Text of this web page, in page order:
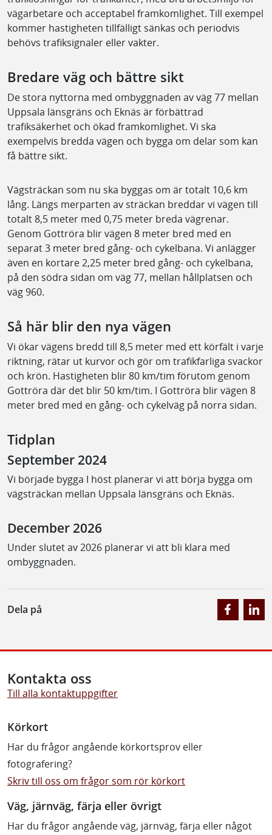
vägarbetare och acceptabel framkomlighet. Till exempel
kommer hastigheten tillfälligt sänkas och periodvis
behövs trafiksignaler eller vakter.
Bredare väg och bättre sikt
De stora nyttorna med ombyggnaden av väg 77 mellan
Uppsala länsgräns och Eknäs är förbättrad
trafiksäkerhet och ökad framkomlighet. Vi ska
exempelvis bredda vägen och bygga om delar som kan
få bättre sikt.
Vägsträckan som nu ska byggas om är totalt 10,6 km
lång. Längs merparten av sträckan breddar vi vägen till
totalt 8,5 meter med 0,75 meter breda vägrenar.
Genom Gottröra blir vägen 8 meter bred med en
separat 3 meter bred gång- och cykelbana. Vi anlägger
även en kortare 2,25 meter bred gång- och cykelbana,
på den södra sidan om väg 77, mellan hållplatsen och
väg 960.
Så här blir den nya vägen
Vi ökar vägens bredd till 8,5 meter med ett körfält i varje
riktning, rätar ut kurvor och gör om trafikfarliga svackor
och krön. Hastigheten blir 80 km/tim förutom genom
Gottröra där det blir 50 km/tim. I Gottröra blir vägen 8
meter bred med en gång- och cykelväg på norra sidan.
Tidplan
September 2024
Vi började bygga I höst planerar vi att börja bygga om
vägsträckan mellan Uppsala länsgräns och Eknäs.
December 2026
Under slutet av 2026 planerar vi att bli klara med
ombyggnaden.
Dela på
Kontakta oss
Till alla kontaktuppgifter
Körkort
Har du frågor angående körkortsprov eller
fotografering?
Skriv till oss om frågor som rör körkort
Väg, järnväg, färja eller övrigt
Har du frågor angående väg, järnväg, färja eller något